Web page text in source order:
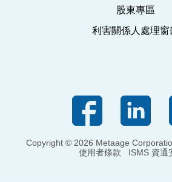
股東專區
利害關係人處理窗
Copyright © 2026 Metaage
使用者條款
ISMS 資通